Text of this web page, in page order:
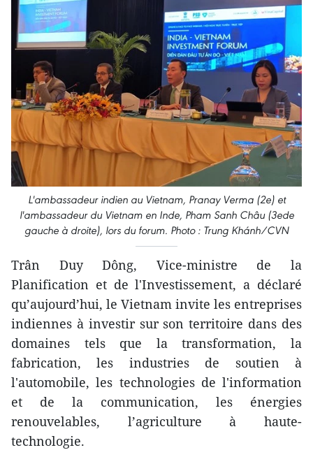
L'ambassadeur indien au Vietnam, Pranay Verma (2e) et
l'ambassadeur du Vietnam en Inde, Pham Sanh Châu (3ede
gauche à droite), lors du forum. Photo : Trung Khánh/CVN
Trân Duy Dông, Vice-ministre de la
Planification et de l'Investissement, a déclaré
qu’aujourd’hui, le Vietnam invite les entreprises
indiennes à investir sur son territoire dans des
domaines tels que la transformation, la
fabrication, les industries de soutien à
l'automobile, les technologies de l'information
et de la communication, les énergies
renouvelables, l’agriculture à haute-
technologie.